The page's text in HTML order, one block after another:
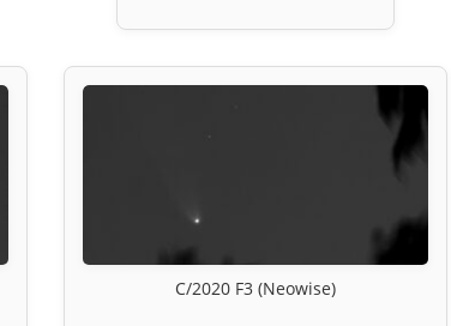
C/2020 F3 (Neowise)